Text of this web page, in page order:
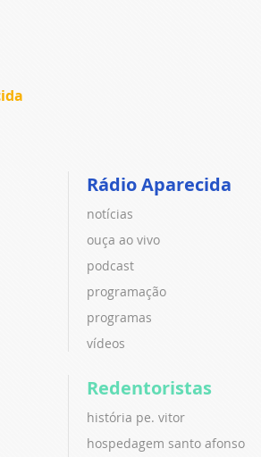
Rádio Aparecida
notícias
ouça ao vivo
podcast
programação
programas
vídeos
Redentoristas
história pe. vitor
hospedagem santo afonso